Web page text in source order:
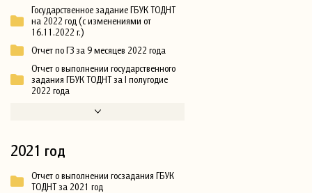
Государственное задание ГБУК ТОДНТ
на 2022 год (с изменениями от
16.11.2022 г.)
Отчет по ГЗ за 9 месяцев 2022 года
Отчет о выполнении государственного
задания ГБУК ТОДНТ за I полугодие
2022 года
2021 год
Отчет о выполнении госзадания ГБУК
ТОДНТ за 2021 год